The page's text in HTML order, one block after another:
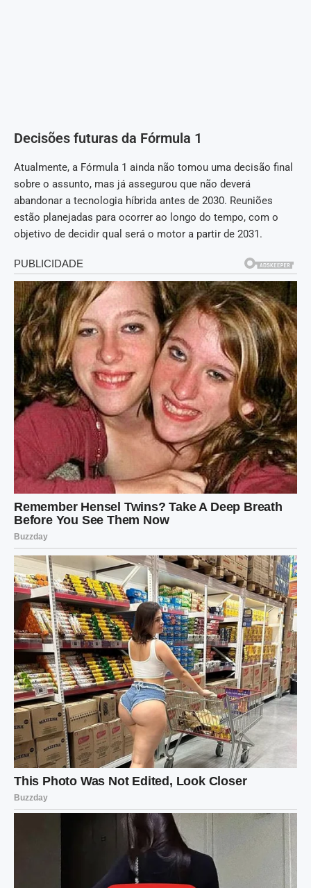
Decisões futuras da Fórmula 1
Atualmente, a Fórmula 1 ainda não tomou uma decisão final
sobre o assunto, mas já assegurou que não deverá
abandonar a tecnologia híbrida antes de 2030. Reuniões
estão planejadas para ocorrer ao longo do tempo, com o
objetivo de decidir qual será o motor a partir de 2031.